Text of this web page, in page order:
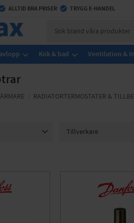
ALLTID BRA PRISER check_circle TRYGG E-HANDEL
Kök & bad Ventilation &
RADIATORTERMOSTATER &
Tillverkare